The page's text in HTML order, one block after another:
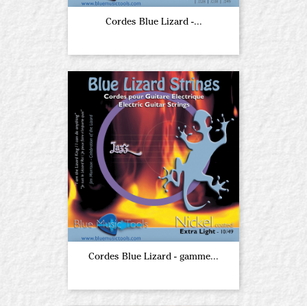
Cordes Blue Lizard -...
Cordes Blue Lizard - gamme...